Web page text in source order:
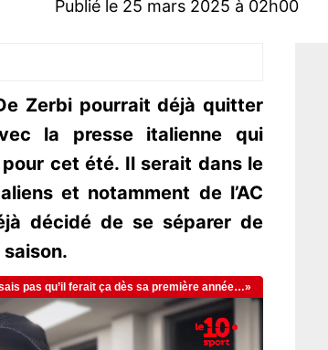
Publié le 25 mars 2025 à 02h00
Zerbi pourrait déjà quitter
la presse italienne qui
cet été. Il serait dans le
et notamment de l’AC
décidé de se séparer de